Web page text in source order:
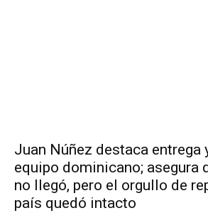
Juan Núñez destaca
equipo dominicano; asegura
no llegó, pero el orgullo de
país quedó intacto